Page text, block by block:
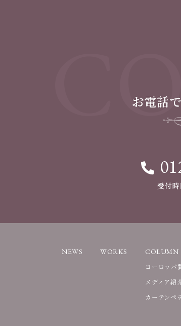
お電話
受付
NEWS WORKS COLUMN
ヨーロッパ
メディア紹
カーテンペ